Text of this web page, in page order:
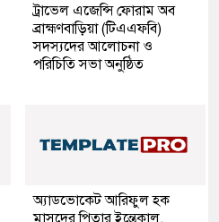
ট্রাভেল এজেন্সি ফোরাম অব
ব্রাহ্মণবাড়িয়া (টিএএফবি)
সদস্যদের আলোচনা ও
পরিচিতি সভা অনুষ্ঠিত
অ্যাডভোকেট আরিফুল হক
মাসুদের পিতার ইন্তেকাল,